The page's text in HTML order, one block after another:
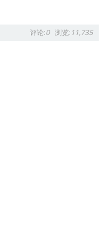
评论:0 浏览: 11,735